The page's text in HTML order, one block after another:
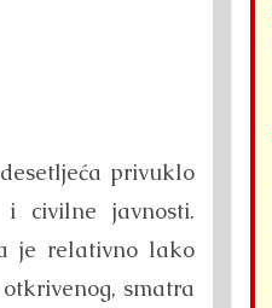
privuklo
i civilne javnosti.
je relativno lako
smatra